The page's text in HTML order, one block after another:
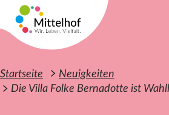
Zum Hauptinhalt der Seite springen
Startseite
Neuigkeiten
Die Villa Folke Bernadotte ist